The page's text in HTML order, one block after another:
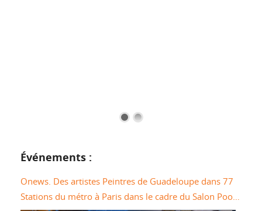
Événements :
Onews. Des artistes Peintres de Guadeloupe dans 77
Stations du métro à Paris dans le cadre du Salon Pool